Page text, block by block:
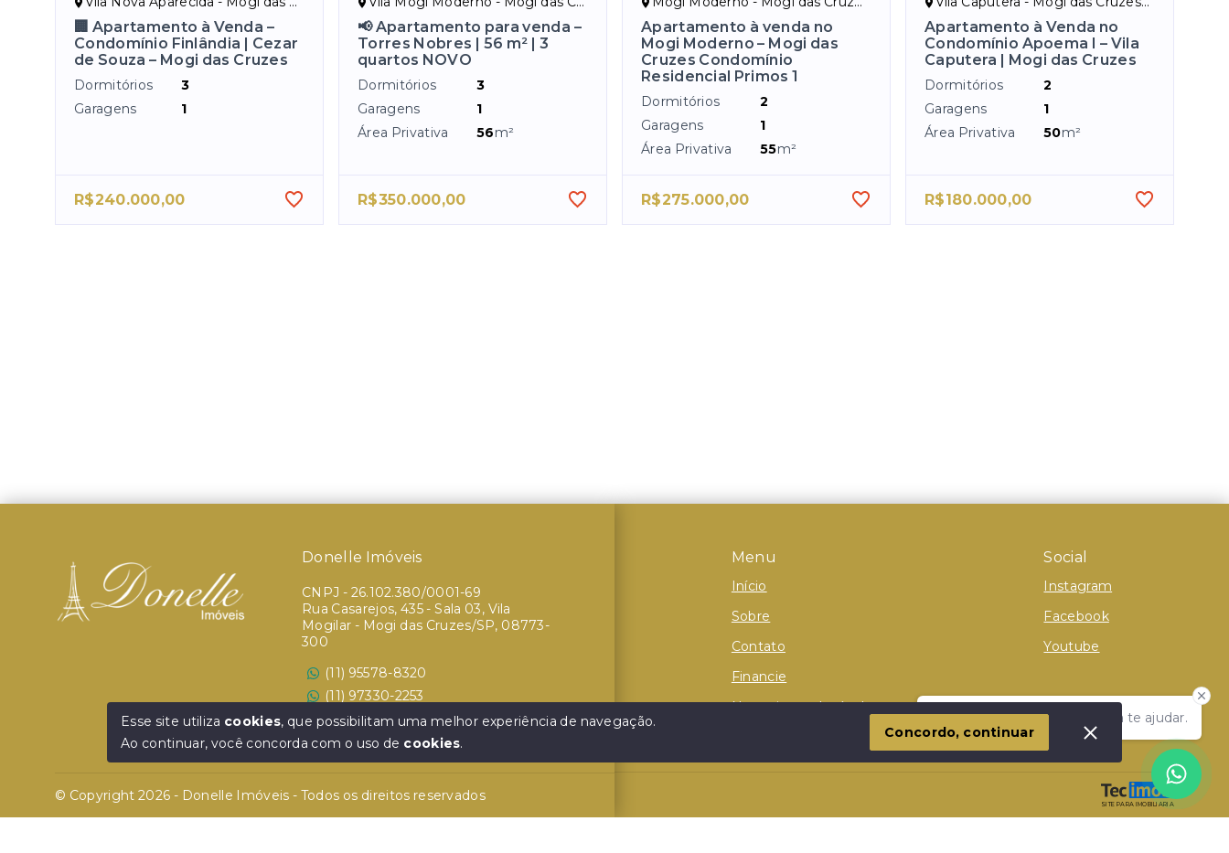
🏢 Apartamento à Venda –
Condomínio Finlândia | Cezar
de Souza – Mogi das Cruzes
Dormitórios
3
Garagens
1
R$240.000,00
📢 Apartamento para venda –
Torres Nobres | 56 m² | 3
quartos NOVO
Dormitórios
3
Garagens
1
Área Privativa
56m²
R$350.000,00
Apartamento à venda no
Mogi Moderno – Mogi das
Cruzes Condomínio
Residencial Primos 1
Dormitórios
2
Garagens
1
Área Privativa
55m²
R$275.000,00
Apartamento à Venda no
Condomínio Apoema I – Vila
Caputera | Mogi das Cruzes
Dormitórios
2
Garagens
1
Área Privativa
50m²
R$180.000,00
Olá! Estamos disponíveis para te ajudar.
Menu
Início
Sobre
Contato
Financie
Negocie seu Imóvel
Social
Instagram
Facebook
Youtube
SITE PARA IMOBILIARIA
Donelle Imóveis
CNPJ - 26.102.380/0001-69
Rua Casarejos, 435 - Sala 03, Vila
Mogilar - Mogi das Cruzes/SP, 08773-
300
(11) 95578-8320
(11) 97330-2253
Ver e-mail
© Copyright 2026 - Donelle Imóveis - Todos os direitos reservados
Esse site utiliza cookies, que possibilitam uma melhor experiência de navegação.
Ao continuar, você concorda com o uso de cookies.
Concordo, continuar